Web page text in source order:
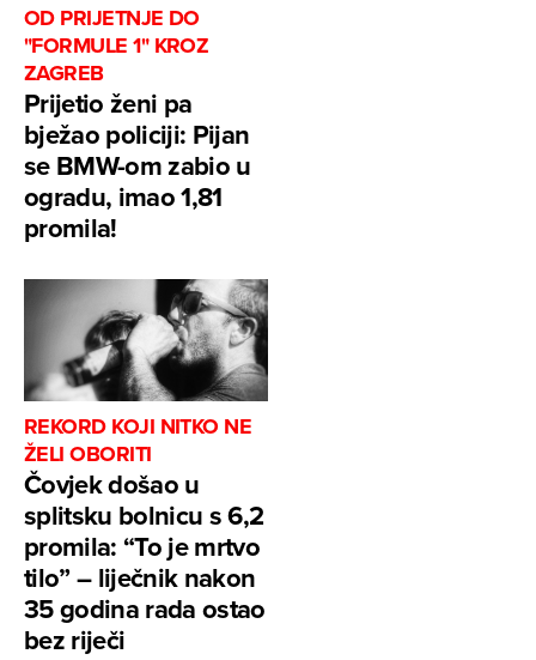
OD PRIJETNJE DO
"FORMULE 1" KROZ
ZAGREB
Prijetio ženi pa
bježao policiji: Pijan
se BMW-om zabio u
ogradu, imao 1,81
promila!
REKORD KOJI NITKO NE
ŽELI OBORITI
Čovjek došao u
splitsku bolnicu s 6,2
promila: “To je mrtvo
tilo” – liječnik nakon
35 godina rada ostao
bez riječi